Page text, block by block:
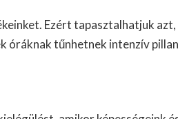
Ezért tapasztalhatjuk
óráknak tűnhetnek intenzív